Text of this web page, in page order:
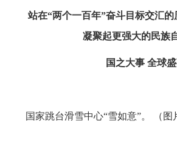
站在“两个一百年”奋斗目标交汇
凝聚起更强大的民族
国之大事 全球
国家跳台滑雪中心“雪如意”。 （图